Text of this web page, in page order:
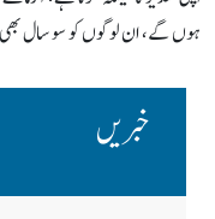
ہوں گے، ان لوگوں کو سو سال بھی
خبریں